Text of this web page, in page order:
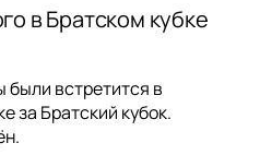
в Братском кубке
встретится в
за Братский кубок.